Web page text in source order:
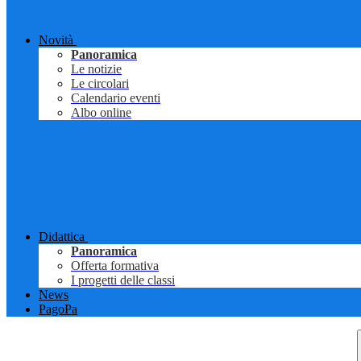
Novità
Panoramica
Le notizie
Le circolari
Calendario eventi
Albo online
Didattica
Panoramica
Offerta formativa
I progetti delle classi
News
PagoPa